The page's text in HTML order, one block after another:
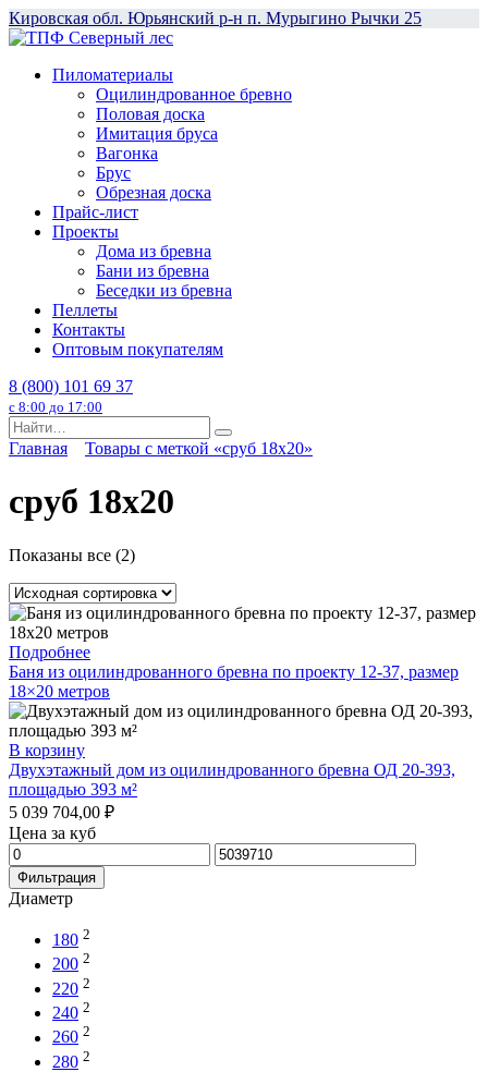
Перейти
к
Кировская обл. Юрьянский р-н п. Мурыгино Рычки 25
Пиломатериалы
Оцилиндрованное бревно
Половая доска
Имитация бруса
Вагонка
Брус
Обрезная доска
Прайс-лист
Проекты
Дома из бревна
Бани из бревна
Беседки из бревна
Пеллеты
Контакты
Оптовым покупателям
8 (800) 101 69 37
с 8:00 до 17:00
Search
for:
Главная Товары с меткой «сруб 18x20»
сруб 18x20
Показаны все (2)
Подробнее
Баня из оцилиндрованного бревна по проекту 12-37, размер
18×20 метров
В корзину
Двухэтажный дом из оцилиндрованного бревна ОД 20-393,
площадью 393 м²
5 039 704,00 ₽
Цена за куб
Минимальная
цена
Максимальная
цена
Фильтрация
Диаметр
180 2
200 2
220 2
240 2
260 2
280 2